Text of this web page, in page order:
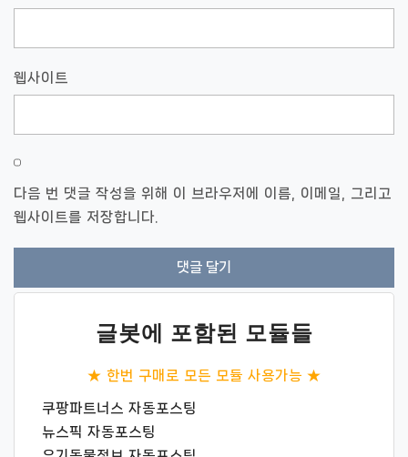
웹사이트
다음 번 댓글 작성을 위해 이 브라우저에 이름, 이메일, 그리고
웹사이트를 저장합니다.
글봇에 포함된 모듈들
★ 한번 구매로 모든 모듈 사용가능 ★
쿠팡파트너스 자동포스팅
뉴스픽 자동포스팅